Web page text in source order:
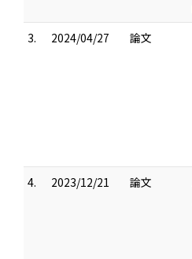
3. 2024/04/27 論文
4. 2023/12/21 論文